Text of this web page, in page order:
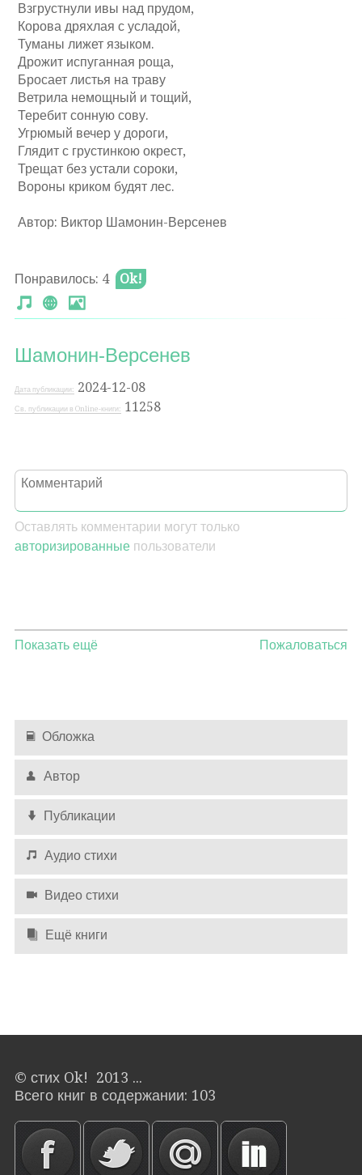
Взгрустнули ивы над прудом,
Корова дряхлая с усладой,
Туманы лижет языком.
Дрожит испуганная роща,
Бросает листья на траву
Ветрила немощный и тощий,
Теребит сонную сову.
Угрюмый вечер у дороги,
Глядит с грустинкою окрест,
Трещат без устали сороки,
Вороны криком будят лес.
Автор: Виктор Шамонин-Версенев
Понравилось: 4 Ok!
Шамонин-Версенев
Дата публикации: 2024-12-08
Св. публикации в Online-книги: 11258
Оставлять комментарии могут только
авторизированныепользователи
Показать ещё Пожаловаться
Обложка
Автор
Публикации
Аудио стихи
Видео стихи
Ещё книги
© стих Ok! 2013 ...
Всего книг в содержании: 103